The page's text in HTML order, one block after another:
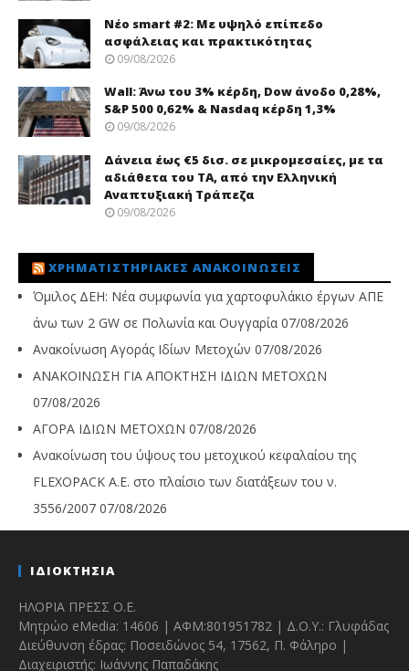
Νέo smart #2: Με υψηλό επίπεδο
ασφάλειας και πρακτικότητας
09/08/2026
Wall: Άνω του 3% κέρδη, Dow άνοδο 0,28%,
S&P 500 0,62% & Nasdaq κέρδη 1,3%
09/08/2026
Δάνεια έως €5 δισ. σε μικρομεσαίες, με τα
αδιάθετα του ΤΑ, από την Ελληνική
Αναπτυξιακή Τράπεζα
09/08/2026
ΧΡΗΜΑΤΙΣΤΗΡΙΑΚΈΣ ΑΝΑΚΟΙΝΏΣΕΙΣ
Όμιλος ΔΕΗ: Νέα συμφωνία για χαρτοφυλάκιο έργων ΑΠΕ
άνω των 2 GW σε Πολωνία και Ουγγαρία 07/08/2026
Ανακοίνωση Αγοράς Ιδίων Μετοχών 07/08/2026
ΑΝΑΚΟΙΝΩΣΗ ΓΙΑ ΑΠΟΚΤΗΣΗ ΙΔΙΩΝ ΜΕΤΟΧΩΝ
07/08/2026
ΑΓΟΡΑ ΙΔΙΩΝ ΜΕΤΟΧΩΝ 07/08/2026
Ανακοίνωση του ύψους του μετοχικού κεφαλαίου της
FLEXOPACK A.E. στο πλαίσιο των διατάξεων του ν.
3556/2007 07/08/2026
ΙΔΙΟΚΤΗΣΙΑ
ΗΛΟΡΙΑ ΠΡΕΣΣ Ο.Ε.
Μητρώο eMedia: 14606 | ΑΦΜ:801951782 | Δ.Ο.Υ.: Γλυφάδας
Διεύθυνση έδρας: Ποσειδώνος 54, 17562, Π. Φάληρο |
Διαχειριστής: Ιωάννης Παπαδάκης